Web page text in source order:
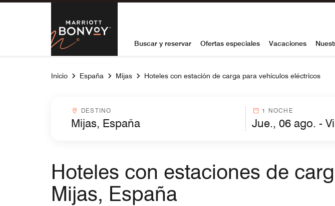
Skip to Content
Marriott Bonvoy
Buscar y reservar Ofertas especiales Vacaciones
Inicio España Mijas Hoteles con estación de carga para vehículos eléctricos
Destinocombobox
DESTINO 1 NOCHE
Hoteles con estaciones de
Mijas, España